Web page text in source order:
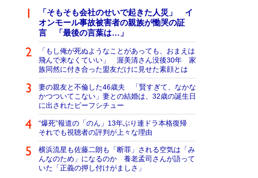
「そもそも会社のせいで起きた人災」 イ
オンモール事故被害者の親族が慟哭の証
言 「最後の言葉は…」
「もし俺が死ぬようなことがあっても、おまえは
飛んで来なくていい」 渥美清さん没後30年 家
族同然に付き合った盟友だけに見せた素顔とは
妻の親友と不倫した46歳夫 「賢すぎて、なかな
かつついてこない」妻との結婚は、32歳の誕生日
に出されたビーフシチュー
“爆死”報道の「のん」13年ぶり連ドラ本格復帰
それでも視聴者の評判が上々な理由
横浜流星も佐藤二朗も「断罪」される空気は「み
んなのため」になるのか 養老孟司さんが語って
いた「正義の押し付けがましさ」